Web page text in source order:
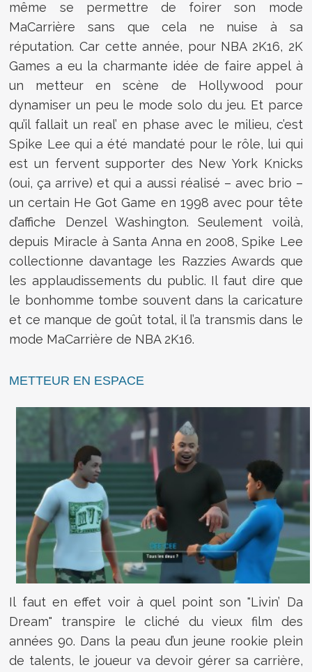
même se permettre de foirer son mode
MaCarrière sans que cela ne nuise à sa
réputation. Car cette année, pour NBA 2K16, 2K
Games a eu la charmante idée de faire appel à
un metteur en scène de Hollywood pour
dynamiser un peu le mode solo du jeu. Et parce
qu’il fallait un real’ en phase avec le milieu, c’est
Spike Lee qui a été mandaté pour le rôle, lui qui
est un fervent supporter des New York Knicks
(oui, ça arrive) et qui a aussi réalisé – avec brio –
un certain He Got Game en 1998 avec pour tête
d’affiche Denzel Washington. Seulement voilà,
depuis Miracle à Santa Anna en 2008, Spike Lee
collectionne davantage les Razzies Awards que
les applaudissements du public. Il faut dire que
le bonhomme tombe souvent dans la caricature
et ce manque de goût total, il l’a transmis dans le
mode MaCarrière de NBA 2K16.
METTEUR EN ESPACE
Il faut en effet voir à quel point son "Livin’ Da
Dream" transpire le cliché du vieux film des
années 90. Dans la peau d’un jeune rookie plein
de talents, le joueur va devoir gérer sa carrière,